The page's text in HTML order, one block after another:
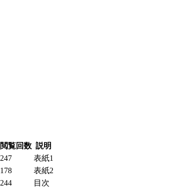
閲覧回数 説明
247
表紙1
178
表紙2
244
目次